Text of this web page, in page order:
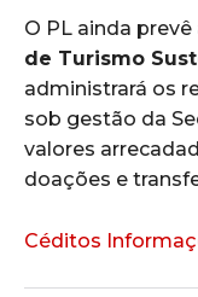
O PL ainda
de Turismo
administrará os
sob gestão da
valores
doações e
Céditos